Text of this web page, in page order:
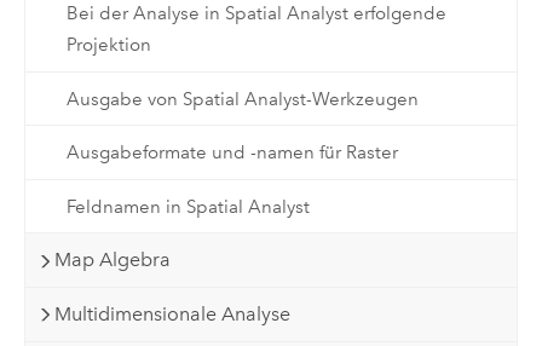
Bei der Analyse in Spatial Analyst erfolgende
Projektion
Ausgabe von Spatial Analyst-Werkzeugen
Ausgabeformate und -namen für Raster
Feldnamen in Spatial Analyst
Map Algebra
Multidimensionale Analyse